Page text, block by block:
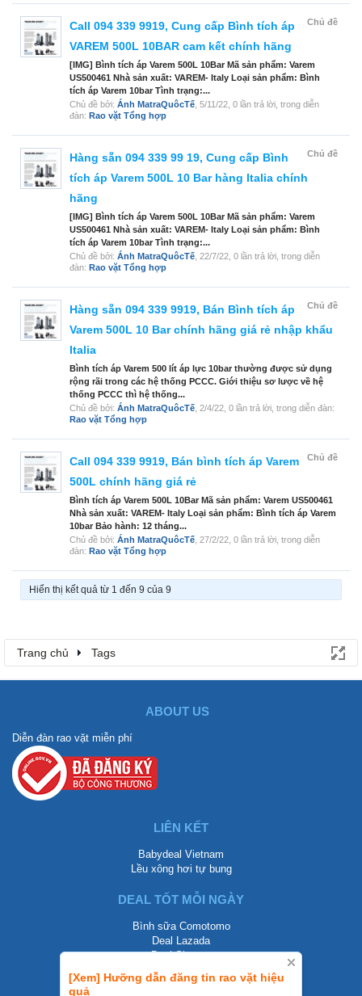
[Xem] Hưỡng dẫn đăng tin rao vặt hiệu
quả
Chủ đề
Call 094 339 9919, Cung cấp Bình tích áp
VAREM 500L 10BAR cam kết chính hãng
[IMG] Bình tích áp Varem 500L 10Bar Mã sản phẩm: Varem
US500461 Nhà sản xuất: VAREM- Italy Loại sản phẩm: Bình
tích áp Varem 10bar Tình trạng:...
Chủ đề bởi: Ánh MatraQuôcTế 5/11/22 , 0 lần trả lời, trong diễn
đàn: Rao vặt Tổng hợp
Chủ đề
Hàng sẵn 094 339 99 19, Cung cấp Bình
tích áp Varem 500L 10 Bar hàng Italia chính
hãng
[IMG] Bình tích áp Varem 500L 10Bar Mã sản phẩm: Varem
US500461 Nhà sản xuất: VAREM- Italy Loại sản phẩm: Bình
tích áp Varem 10bar Tình trạng:...
Chủ đề bởi: Ánh MatraQuôcTế 22/7/22 , 0 lần trả lời, trong diễn
đàn: Rao vặt Tổng hợp
Chủ đề
Hàng sẵn 094 339 9919, Bán Bình tích áp
Varem 500L 10 Bar chính hãng giá rẻ nhập khẩu
Italia
Bình tích áp Varem 500 lít áp lực 10bar thường được sử dụng
rộng rãi trong các hệ thống PCCC. Giới thiệu sơ lược về hệ
thống PCCC thì hệ thống...
Chủ đề bởi: Ánh MatraQuôcTế 2/4/22 , 0 lần trả lời, trong diễn đàn:
Rao vặt Tổng hợp
Chủ đề
Call 094 339 9919, Bán bình tích áp Varem
500L chính hãng giá rẻ
Bình tích áp Varem 500L 10Bar Mã sản phẩm: Varem US500461
Nhà sản xuất: VAREM- Italy Loại sản phẩm: Bình tích áp Varem
10bar Bảo hành: 12 tháng...
Chủ đề bởi: Ánh MatraQuôcTế 27/2/22 , 0 lần trả lời, trong diễn
đàn: Rao vặt Tổng hợp
Hiển thị kết quả từ 1 đến 9 của 9
Trang chủ Tags
ABOUT US
Diễn đàn rao vặt miễn phí
LIÊN KẾT
Babydeal Vietnam
Lều xông hơi tự bung
DEAL TỐT MỖI NGÀY
Bình sữa Comotomo
Deal Lazada
Deal Shopee
LIÊN HỆ